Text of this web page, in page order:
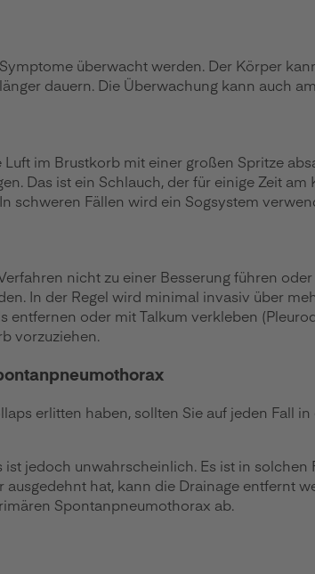
überwacht werden. Der Körper
dauern. Die Überwachung kann auch
im Brustkorb mit einer großen Spritze
Das ist ein Schlauch, der für einige Zeit
schweren Fällen wird ein Sogsystem
nicht zu einer Besserung führen
In der Regel wird minimal invasiv über
entfernen oder mit Talkum verkleben
vorzuziehen.
erlitten haben, sollten Sie auf jeden Fall
jedoch unwahrscheinlich. Es ist in
ausgedehnt hat, kann die Drainage
Spontanpneumothorax ab.